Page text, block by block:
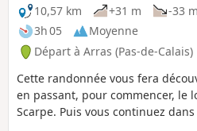
10,57 km +31 m
-33 m
3h 05
Moyenne
Départ à Arras (Pas-de-Calais)
Cette randonnée vous fera
en passant, pour commencer, le
Scarpe. Puis vous continuez